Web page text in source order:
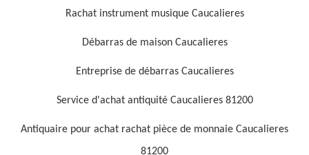
Rachat instrument musique Caucalieres
Débarras de maison Caucalieres
Entreprise de débarras Caucalieres
Service d'achat antiquité Caucalieres 81200
Antiquaire pour achat rachat pièce de monnaie Caucalieres
81200